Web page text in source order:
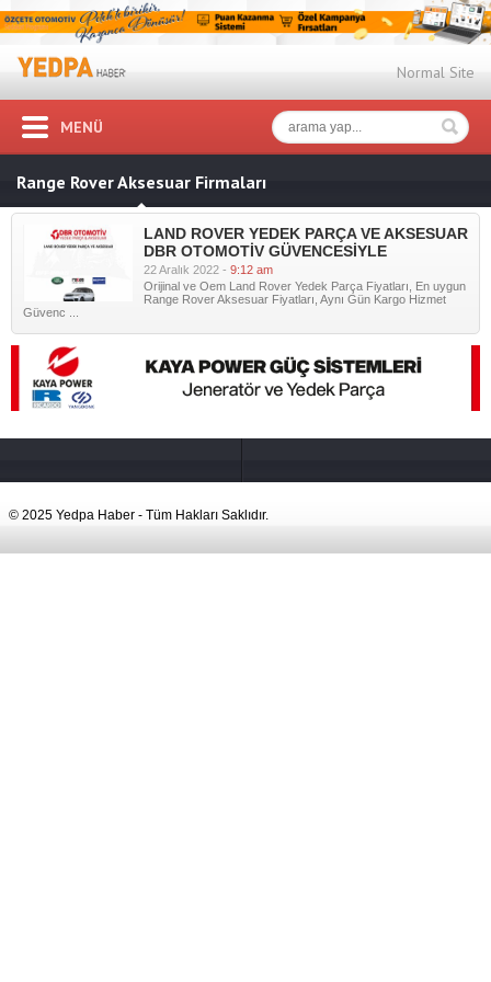
Normal Site
MENÜ
Range Rover Aksesuar Firmaları
LAND ROVER YEDEK PARÇA VE AKSESUAR
DBR OTOMOTİV GÜVENCESİYLE
22 Aralık 2022 - 9:12 am
Orijinal ve Oem Land Rover Yedek Parça Fiyatları, En uygun
Range Rover Aksesuar Fiyatları, Aynı Gün Kargo Hizmet
Güvenc ...
© 2025 Yedpa Haber - Tüm Hakları Saklıdır.